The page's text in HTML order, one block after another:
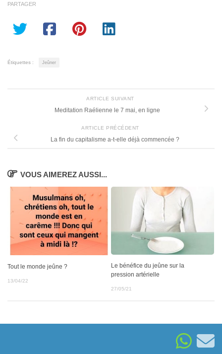
PARTAGER
Étiquettes : Jeûner
ARTICLE SUIVANT
Meditation Raélienne le 7 mai, en ligne
ARTICLE PRÉCÉDENT
La fin du capitalisme a-t-elle déjà commencée ?
VOUS AIMEREZ AUSSI...
Tout le monde jeûne ?
13/04/22
Le bénéfice du jeûne sur la
pression artérielle
27/05/21